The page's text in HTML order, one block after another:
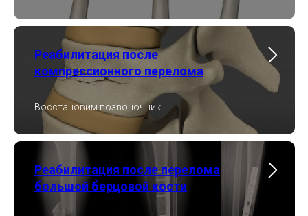
Реабилитация после
компрессионного перелома
Восстановим позвоночник
Реабилитация после перелома
большой берцовой кости